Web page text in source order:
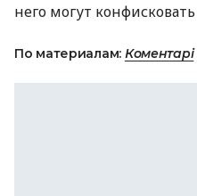
него могут
По материалам: Коментарі